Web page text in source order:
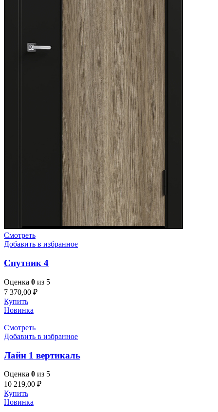
Смотреть
Добавить в избранное
Спутник 4
Оценка 0 из 5
7 370,00 ₽
Купить
Новинка
Смотреть
Добавить в избранное
Лайн 1 вертикаль
Оценка 0 из 5
10 219,00 ₽
Купить
Новинка